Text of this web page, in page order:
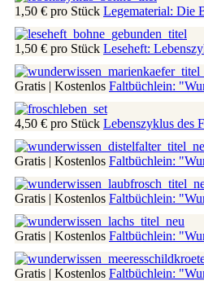
1,50 € pro Stück Legematerial: Die
1,50 € pro Stück Leseheft:
Gratis | Kostenlos Faltbüchlein:
4,50 € pro Stück Lebenszyklus des
Gratis | Kostenlos Faltbüchlein:
Gratis | Kostenlos Faltbüchlein:
Gratis | Kostenlos Faltbüchlein:
Gratis | Kostenlos Faltbüchlein: